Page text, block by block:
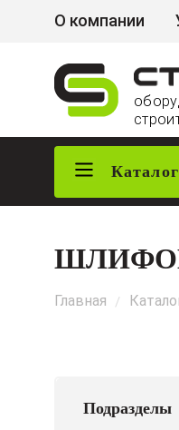
О компании
Главная /
Подразделы